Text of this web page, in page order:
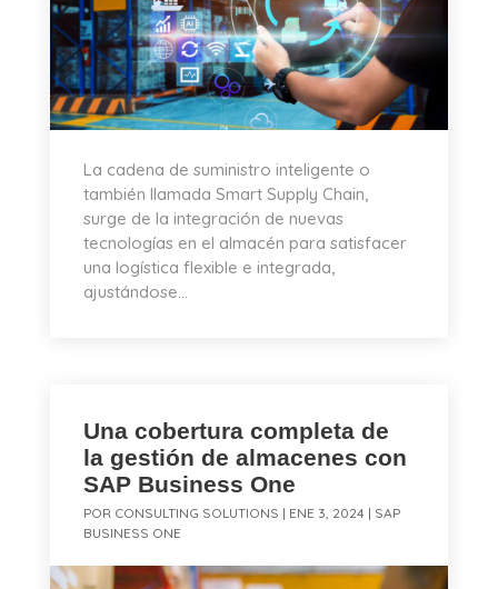
La cadena de suministro inteligente o
también llamada Smart Supply Chain,
surge de la integración de nuevas
tecnologías en el almacén para satisfacer
una logística flexible e integrada,
ajustándose...
Una cobertura completa de
la gestión de almacenes con
SAP Business One
POR CONSULTING SOLUTIONS | ENE 3, 2024 | SAP
BUSINESS ONE